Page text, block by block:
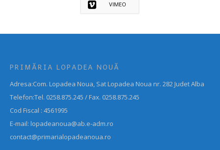
VIMEO
PRIMĂRIA LOPADEA NOUĂ
Adresa:Com. Lopadea Noua, Sat Lopadea Noua nr. 282 Judet Alba
Telefon:Tel. 0258.875.245 / Fax. 0258.875.245
Cod Fiscal : 4561995
E-mail: lopadeanoua@ab.e-adm.ro
contact@primarialopadeanoua.ro